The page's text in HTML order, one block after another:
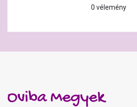
0 vélemény
Oviba Megyek